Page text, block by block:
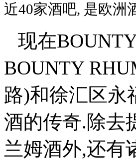
近40家酒吧, 是欧洲
现在
BOUNTY
路)和徐汇区永
酒的传奇.除去
兰姆酒外,还有